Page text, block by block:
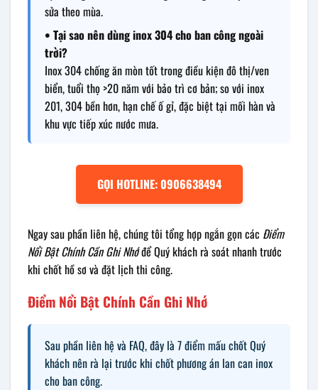
sửa theo mùa.
• Tại sao nên dùng inox 304 cho ban công ngoài
trời?
Inox 304 chống ăn mòn tốt trong điều kiện đô thị/ven
biển, tuổi thọ >20 năm với bảo trì cơ bản; so với inox
201, 304 bền hơn, hạn chế ố gỉ, đặc biệt tại mối hàn và
khu vực tiếp xúc nước mưa.
GỌI HOTLINE: 0906638494
Ngay sau phần liên hệ, chúng tôi tổng hợp ngắn gọn các Điểm
Nổi Bật Chính Cần Ghi Nhớđể Quý khách rà soát nhanh trước
khi chốt hồ sơ và đặt lịch thi công.
Điểm Nổi Bật Chính Cần Ghi Nhớ
Sau phần liên hệ và FAQ, đây là 7 điểm mấu chốt Quý
khách nên rà lại trước khi chốt phương án lan can inox
cho ban công.